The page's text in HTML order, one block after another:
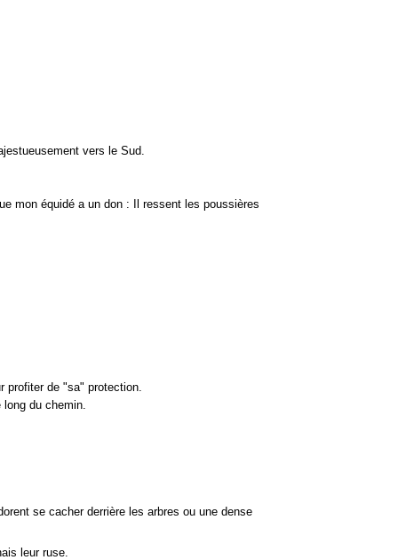
vers le Sud.
mon équidé a un don : Il ressent les poussières
profiter de "sa" protection.
du chemin.
se cacher derrière les arbres ou une dense
leur ruse.